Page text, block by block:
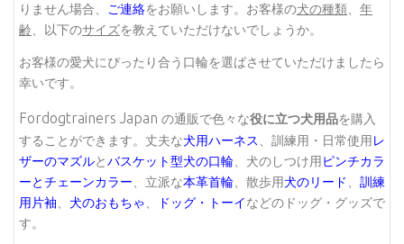
りません場合、
ご連絡をお願いします。お客様の犬の種類
年
齢 、以下のサイズを教えていただけないでしょうか。
お客様の愛犬にぴったり合う口輪を選ばさせていただけましたら
幸いです。
Fordogtrainers Japan の通販で色々な役に立つ犬用品を購入
することができます。丈夫な犬用ハーネス 、訓練用・日常使用 レ
ザーのマズルとバスケット型犬の口輪 、犬のしつけ用 ピンチカラ
ーとチェーンカラー 、立派な本革首輪 、散歩用犬のリード
訓練
用片袖
犬のおもちゃ ドッグ・トーイなどのドッグ・グッズで
す。